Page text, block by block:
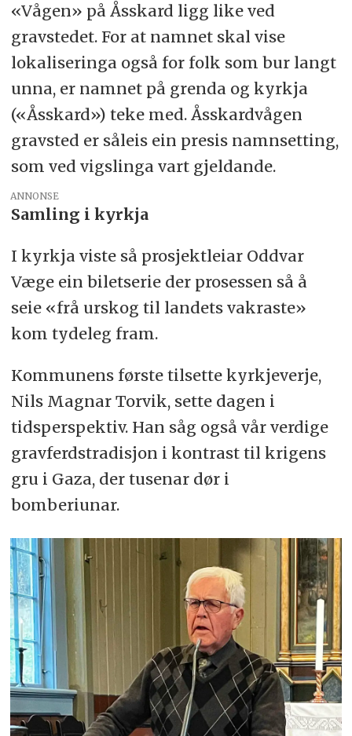
«Vågen» på Åsskard ligg like ved
gravstedet. For at namnet skal vise
lokaliseringa også for folk som bur langt
unna, er namnet på grenda og kyrkja
(«Åsskard») teke med. Åsskardvågen
gravsted er såleis ein presis namnsetting,
som ved vigslinga vart gjeldande.
ANNONSE
Samling i kyrkja
I kyrkja viste så prosjektleiar Oddvar
Væge ein biletserie der prosessen så å
seie «frå urskog til landets vakraste»
kom tydeleg fram.
Kommunens første tilsette kyrkjeverje,
Nils Magnar Torvik, sette dagen i
tidsperspektiv. Han såg også vår verdige
gravferdstradisjon i kontrast til krigens
gru i Gaza, der tusenar dør i
bomberiunar.